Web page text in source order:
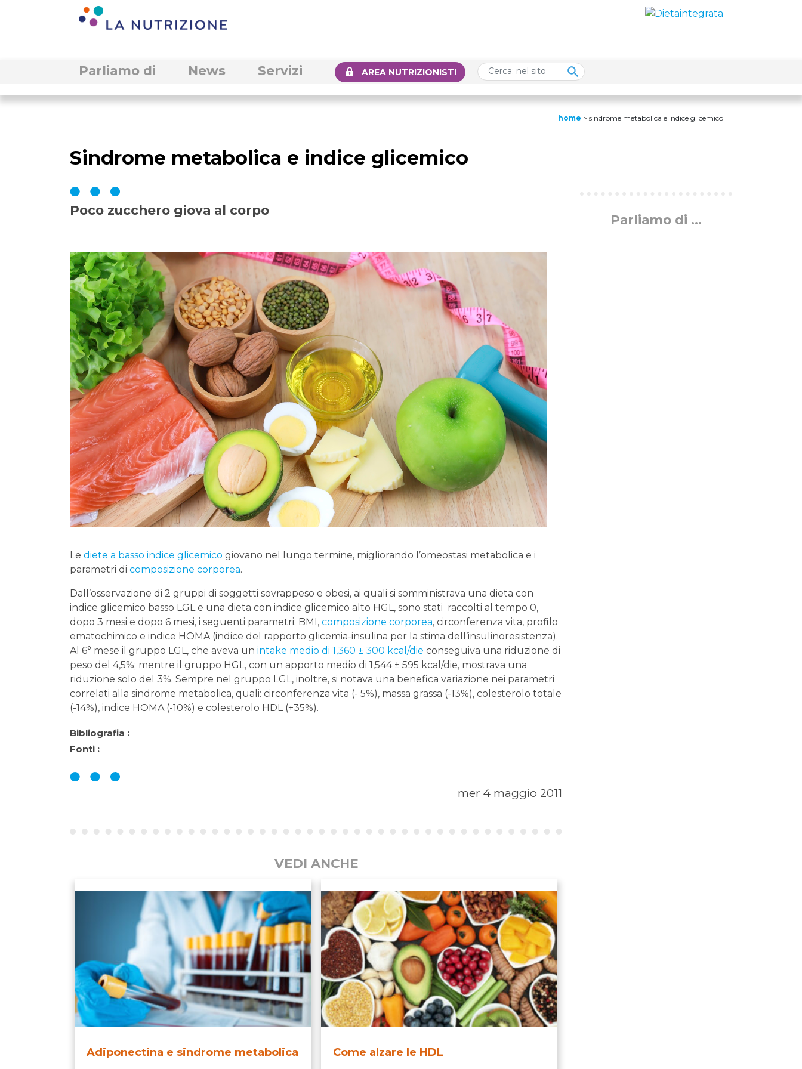
Parliamo di News Servizi AREA NUTRIZIONISTI
home > sindrome metabolica e indice glicemico
Sindrome metabolica e indice glicemico
Poco zucchero giova al corpo
Le diete a basso indice glicemico giovano nel lungo termine, migliorando l’omeostasi metabolica e i
parametri di composizione corporea.
Dall’osservazione di 2 gruppi di soggetti sovrappeso e obesi, ai quali si somministrava una dieta con
indice glicemico basso LGL e una dieta con indice glicemico alto HGL, sono stati raccolti al tempo 0,
dopo 3 mesi e dopo 6 mesi, i seguenti parametri: BMI, composizione corporea, circonferenza vita, profilo
ematochimico e indice HOMA (indice del rapporto glicemia-insulina per la stima dell’insulinoresistenza).
Al 6° mese il gruppo LGL, che aveva un intake medio di 1,360 ± 300 kcal/die conseguiva una riduzione di
peso del 4,5%; mentre il gruppo HGL, con un apporto medio di 1,544 ± 595 kcal/die, mostrava una
riduzione solo del 3%. Sempre nel gruppo LGL, inoltre, si notava una benefica variazione nei parametri
correlati alla sindrome metabolica, quali: circonferenza vita (- 5%), massa grassa (-13%), colesterolo totale
(-14%), indice HOMA (-10%) e colesterolo HDL (+35%).
Bibliografia :
Fonti :
mer 4 maggio 2011
VEDI ANCHE
Adiponectina e sindrome metabolica Come alzare le HDL
Parliamo di ...